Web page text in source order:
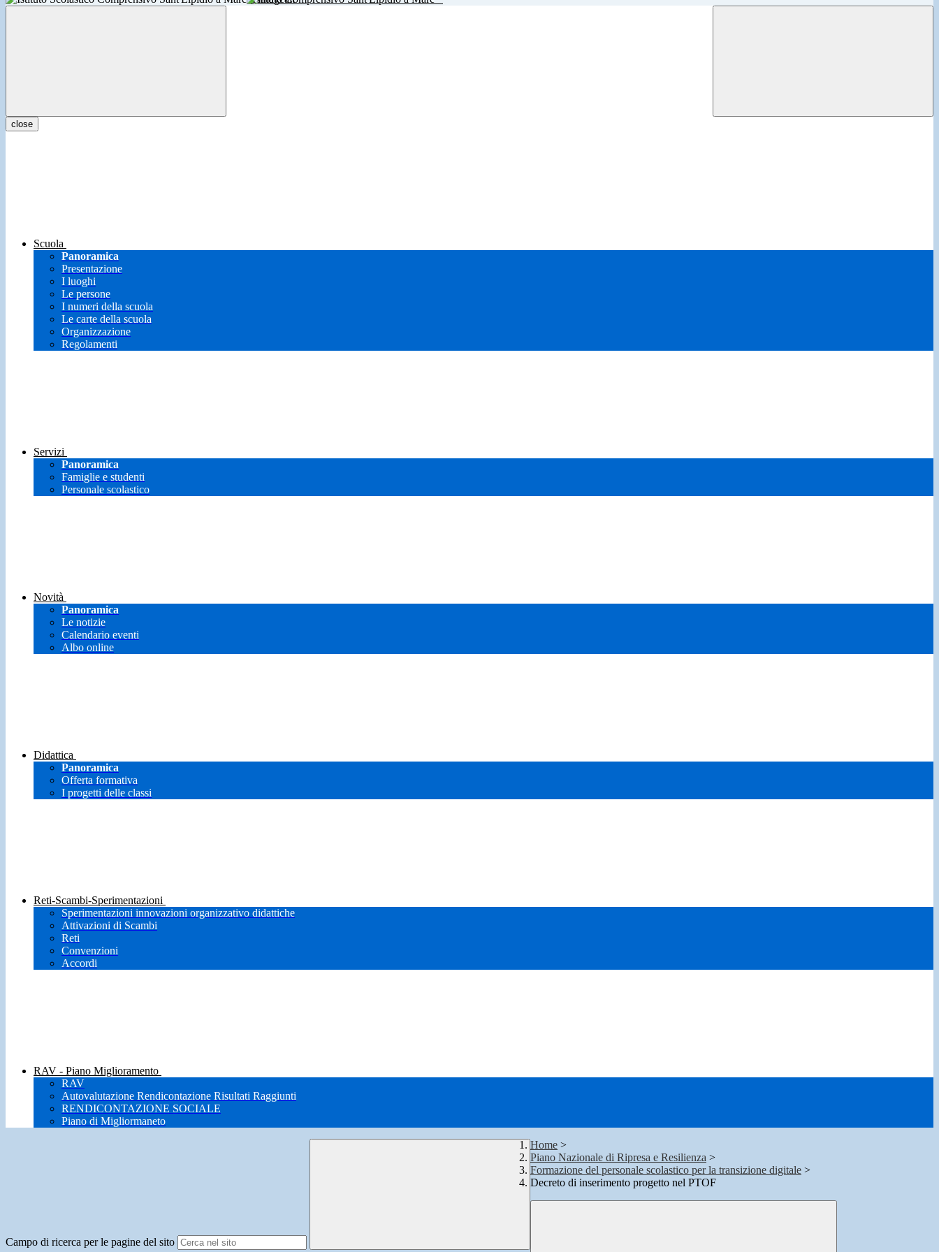
close
Scuola
Panoramica
Presentazione
I luoghi
Le persone
I numeri della scuola
Le carte della scuola
Organizzazione
Regolamenti
Servizi
Panoramica
Famiglie e studenti
Personale scolastico
Novità
Panoramica
Le notizie
Calendario eventi
Albo online
Didattica
Panoramica
Offerta formativa
I progetti delle classi
Reti-Scambi-Sperimentazioni
Sperimentazioni innovazioni organizzativo didattiche
Attivazioni di Scambi
Reti
Convenzioni
Accordi
RAV - Piano Miglioramento
RAV
Autovalutazione Rendicontazione Risultati Raggiunti
RENDICONTAZIONE SOCIALE
Piano di Migliormaneto
Campo di ricerca per le pagine del sito
Home >
Piano Nazionale di Ripresa e Resilienza >
Formazione del personale scolastico per la transizione digitale >
Decreto di inserimento progetto nel PTOF